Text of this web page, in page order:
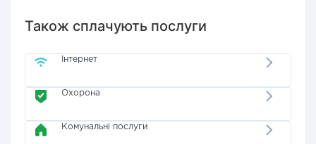
Також сплачують послуги
Інтернет
Охорона
Комунальні послуги